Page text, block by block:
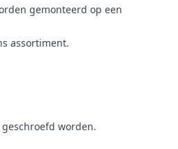
gemonteerd op een
assortiment.
worden.